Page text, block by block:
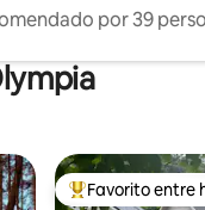
por 39
Favorito entre
Favorito entre